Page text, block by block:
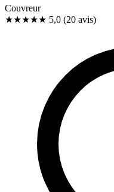
Couvreur
★★★★★ 5,0 (20 avis)